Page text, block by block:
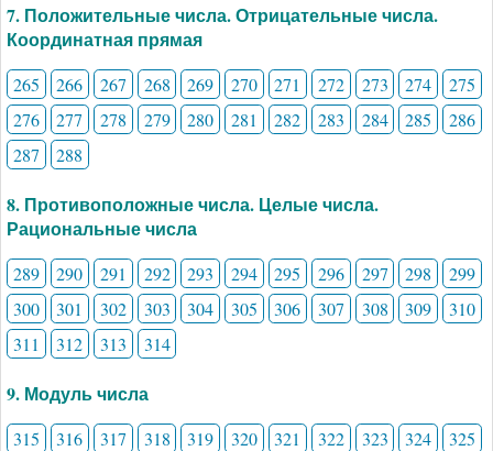
7. Положительные числа. Отрицательные числа.
Координатная прямая
265 266 267 268 269 270 271 272 273 274
275
276
277 278 279 280 281 282 283 284 285
286
287
288
8. Противоположные числа. Целые числа.
Рациональные числа
289 290 291 292 293 294 295 296 297 298
299
300
301 302 303 304 305 306 307 308 309
310
311
312 313 314
9. Модуль числа
315 316 317 318 319 320 321 322 323 324
325